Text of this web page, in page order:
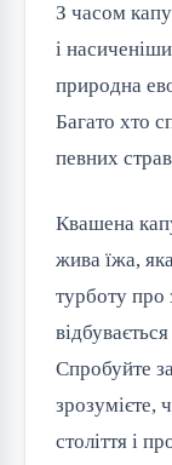
З часом
і
природна
Багато хто
певних
Квашена
жива їжа,
турботу про
Спробуйте
зрозумієте,
століття і